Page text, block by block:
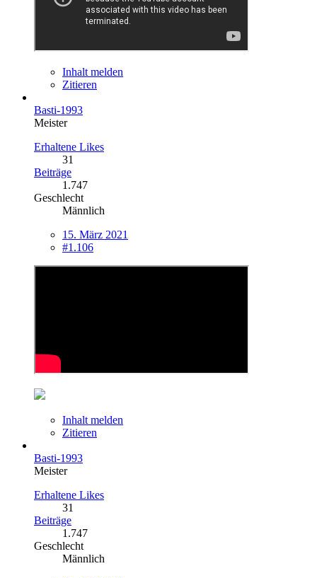
Inhalt melden
Zitieren
Basti-1993
Meister
Erhaltene Likes
31
Beiträge
1.747
Geschlecht
Männlich
15. März 2021
#1.106
Inhalt melden
Zitieren
Basti-1993
Meister
Erhaltene Likes
31
Beiträge
1.747
Geschlecht
Männlich